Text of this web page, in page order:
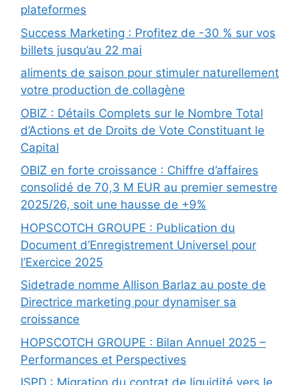
plateformes
Success Marketing : Profitez de -30 % sur vos
billets jusqu’au 22 mai
aliments de saison pour stimuler naturellement
votre production de collagène
OBIZ : Détails Complets sur le Nombre Total
d’Actions et de Droits de Vote Constituant le
Capital
OBIZ en forte croissance : Chiffre d’affaires
consolidé de 70,3 M EUR au premier semestre
2025/26, soit une hausse de +9%
HOPSCOTCH GROUPE : Publication du
Document d’Enregistrement Universel pour
l’Exercice 2025
Sidetrade nomme Allison Barlaz au poste de
Directrice marketing pour dynamiser sa
croissance
HOPSCOTCH GROUPE : Bilan Annuel 2025 –
Performances et Perspectives